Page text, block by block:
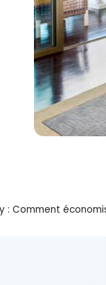
: Comment